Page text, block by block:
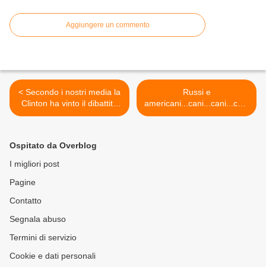
Aggiungere un commento
< Secondo i nostri media la
Clinton ha vinto il dibattito
con Trump
Russi e
americani...cani...cani...cani
>
Ospitato da Overblog
I migliori post
Pagine
Contatto
Segnala abuso
Termini di servizio
Cookie e dati personali